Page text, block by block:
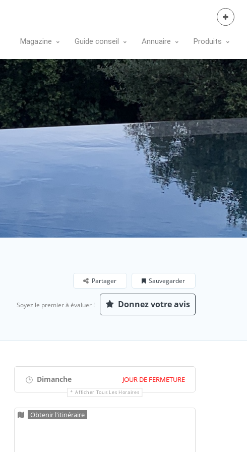
Magazine Guide conseil Annuaire Produits
Sauvegarder
Partager
Soyez le premier à évaluer ! Donnez votre avis
Dimanche JOUR DE FERMETURE
Afficher Tous Les Horaires
Obtenir l'itinéraire